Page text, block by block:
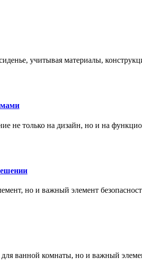
учитывая материалы,
не только на дизайн, но и на
но и важный элемент
ванной комнаты, но и важный